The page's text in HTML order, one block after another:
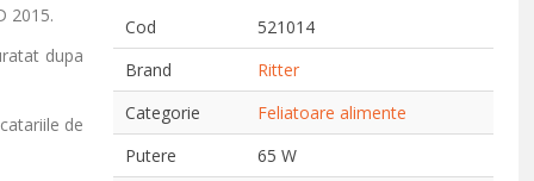
2015.
dupa
de
Cod
521014
Brand
Ritter
Categorie
Feliatoare alimente
Putere
65 W